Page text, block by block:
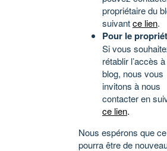
propriétaire du
suivantce lien.
Pour le
Si vous
rétablir l’accès
blog, nous vous
invitons à nous
contacter en
ce lien.
Nous espérons que
pourra être de